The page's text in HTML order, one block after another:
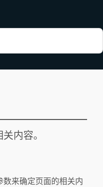
内容。
来确定页面的相关内